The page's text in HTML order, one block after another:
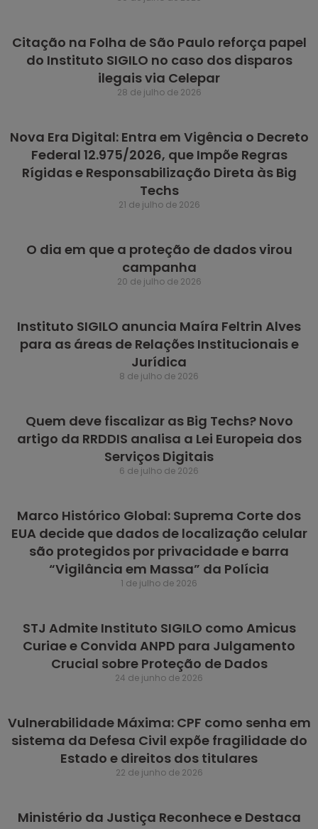
Citação na Folha de São Paulo reforça papel
do Instituto SIGILO no caso dos disparos
ilegais via Celepar
28 de julho de 2026
Nova Era Digital: Entra em Vigência o Decreto
Federal 12.975/2026, que Impõe Regras
Rígidas e Responsabilização Direta às Big
Techs
21 de julho de 2026
O dia em que a proteção de dados virou
campanha
20 de julho de 2026
Instituto SIGILO anuncia Maíra Feltrin Alves
para as áreas de Relações Institucionais e
Jurídica
8 de julho de 2026
Quem deve fiscalizar as Big Techs? Novo
artigo da RRDDIS analisa a Lei Europeia dos
Serviços Digitais
6 de julho de 2026
Marco Histórico Global: Suprema Corte dos
EUA decide que dados de localização celular
são protegidos por privacidade e barra
“Vigilância em Massa” da Polícia
1 de julho de 2026
STJ Admite Instituto SIGILO como Amicus
Curiae e Convida ANPD para Julgamento
Crucial sobre Proteção de Dados
24 de junho de 2026
Vulnerabilidade Máxima: CPF como senha em
sistema da Defesa Civil expõe fragilidade do
Estado e direitos dos titulares
22 de junho de 2026
Ministério da Justiça Reconhece e Destaca